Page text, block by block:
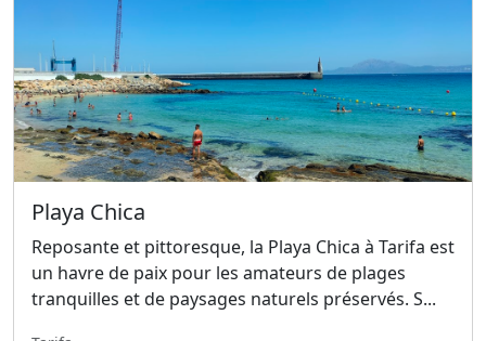
Playa Chica
Reposante et pittoresque, la Playa Chica à Tarifa est
un havre de paix pour les amateurs de plages
tranquilles et de paysages naturels préservés. S...